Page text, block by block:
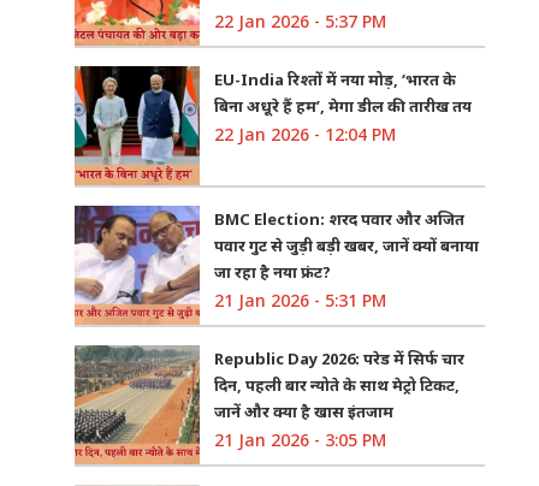
22 Jan 2026 - 5:37 PM
EU-India रिश्तों में नया मोड़, ‘भारत के
बिना अधूरे हैं हम’, मेगा डील की तारीख तय
22 Jan 2026 - 12:04 PM
BMC Election: शरद पवार और अजित
पवार गुट से जुड़ी बड़ी खबर, जानें क्यों बनाया
जा रहा है नया फ्रंट?
21 Jan 2026 - 5:31 PM
Republic Day 2026: परेड में सिर्फ चार
दिन, पहली बार न्योते के साथ मेट्रो टिकट,
जानें और क्या है खास इंतजाम
21 Jan 2026 - 3:05 PM